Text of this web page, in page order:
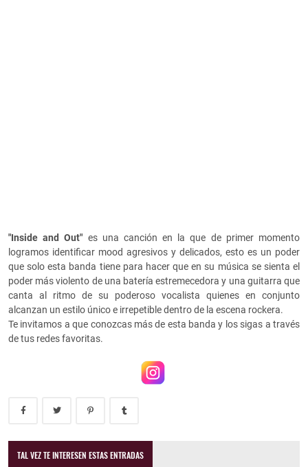
"Inside and Out" es una canción en la que de primer momento
logramos identificar mood agresivos y delicados, esto es un poder
que solo esta banda tiene para hacer que en su música se sienta el
poder más violento de una batería estremecedora y una guitarra que
canta al ritmo de su poderoso vocalista quienes en conjunto
alcanzan un estilo único e irrepetible dentro de la escena rockera.
Te invitamos a que conozcas más de esta banda y los sigas a través
de tus redes favoritas.
TAL VEZ TE INTERESEN ESTAS ENTRADAS